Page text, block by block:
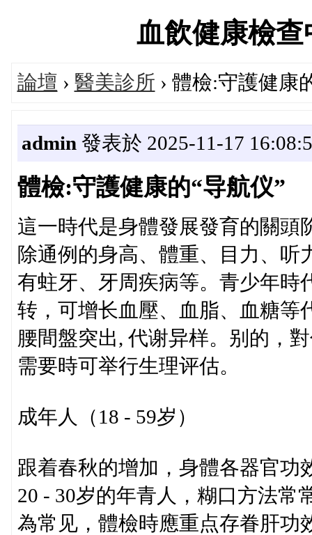
血飲健康檢
論壇 › 醫美診所 › 體檢:守護健康
admin 發表於 2025-11-17
體檢:守護健康的“导航仪”
這一時代是身體發展發育的關頭
除通例的身高、體重、目力、听
有蛀牙、牙周疾病等。青少年時
转，可增长血壓、血脂、血糖等
腰間盤突出, 代谢异样。别的，
需要時可举行生理评估。
成年人（18 - 59岁）
跟着春秋的增加，身體各器官功
20 - 30岁的年青人，糊口方法常
為常见，體檢時應重点存眷肝功